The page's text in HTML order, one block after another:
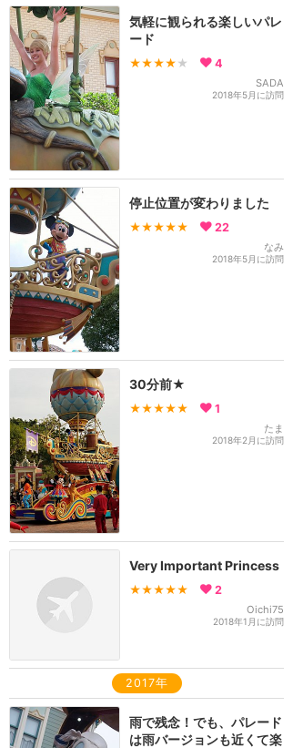
気軽に観られる楽しいパレ
ード
★★★★ ★ 4
SADA
2018年5月に訪問
停止位置が変わりました
★★★★★ 22
なみ
2018年5月に訪問
30分前★
★★★★★ 1
たま
2018年2月に訪問
Very Important Princess
★★★★★ 2
Oichi75
2018年1月に訪問
2017年
雨で残念！でも、パレード
は雨バージョンも近くて楽